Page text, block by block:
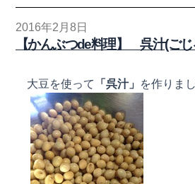
2016年2月8日
【かんぶつde料理】 呉汁(ごじ
大豆を使って 「呉汁」 を作りまし